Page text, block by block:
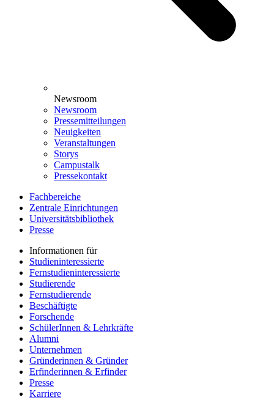
Newsroom
Newsroom
Pressemitteilungen
Neuigkeiten
Veranstaltungen
Storys
Campustalk
Pressekontakt
Fachbereiche
Zentrale Einrichtungen
Universitätsbibliothek
Presse
Informationen für
Studieninteressierte
Fernstudieninteressierte
Studierende
Fernstudierende
Beschäftigte
Forschende
SchülerInnen & Lehrkräfte
Alumni
Unternehmen
Gründerinnen & Gründer
Erfinderinnen & Erfinder
Presse
Karriere